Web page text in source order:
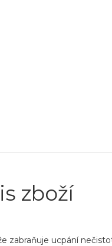
zboží
zabraňuje ucpání